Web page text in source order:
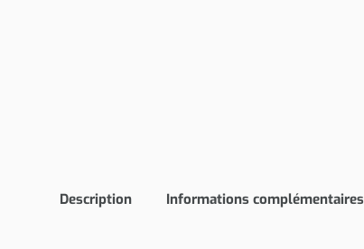
Description Informations complémentaires